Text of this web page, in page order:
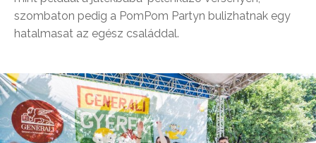
szombaton pedig a PomPom Partyn bulizhatnak egy
hatalmasat az egész családdal.